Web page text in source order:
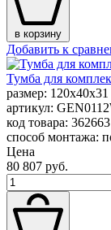
в корзину
Добавить к
Тумба для
размер: 120x40x31
артикул:
код товара: 362663
способ монтажа:
Цена
80 807 руб.